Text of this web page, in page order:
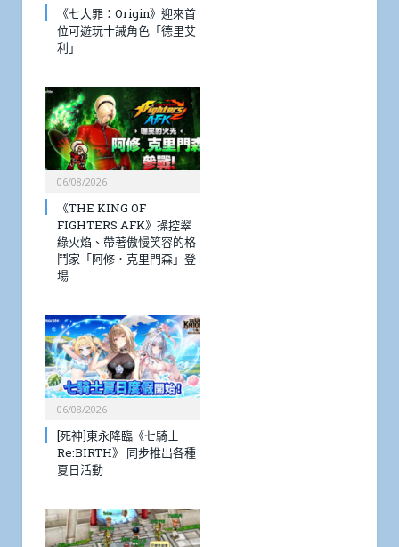
《七大罪：Origin》迎來首
位可遊玩十誡角色「德里艾
利」
06/08/2026
《THE KING OF
FIGHTERS AFK》操控翠
綠火焰、帶著傲慢笑容的格
鬥家「阿修．克里門森」登
場
06/08/2026
[死神]東永降臨《七騎士
Re:BIRTH》 同步推出各種
夏日活動